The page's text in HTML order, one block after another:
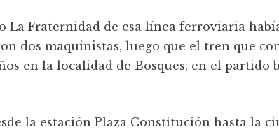
La Fraternidad de esa línea ferroviaria
dos maquinistas, luego que el tren que
en la localidad de Bosques, en el partido
la estación Plaza Constitución hasta la